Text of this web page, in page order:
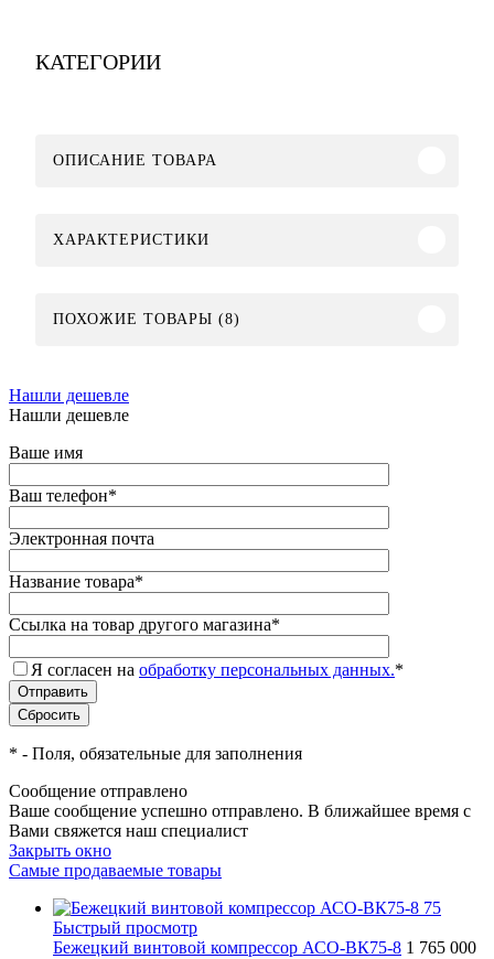
КАТЕГОРИИ
ОПИСАНИЕ ТОВАРА
ХАРАКТЕРИСТИКИ
ПОХОЖИЕ ТОВАРЫ (8)
Нашли дешевле
Нашли дешевле
Ваше имя
Ваш телефон*
Электронная почта
Название товара*
Ссылка на товар другого магазина*
Я согласен на обработку персональных данных.*
* - Поля, обязательные для заполнения
Сообщение отправлено
Ваше сообщение успешно отправлено. В ближайшее время с
Вами свяжется наш специалист
Закрыть окно
Самые продаваемые товары
Быстрый просмотр
Бежецкий винтовой компрессор АСО-ВК75-8 1 765 000